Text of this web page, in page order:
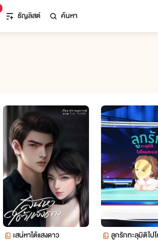
ธัญลิสต์ ค้นหา
เสน่หาใต้แสงดาว
ลูกรักทะลุมิติไปโ